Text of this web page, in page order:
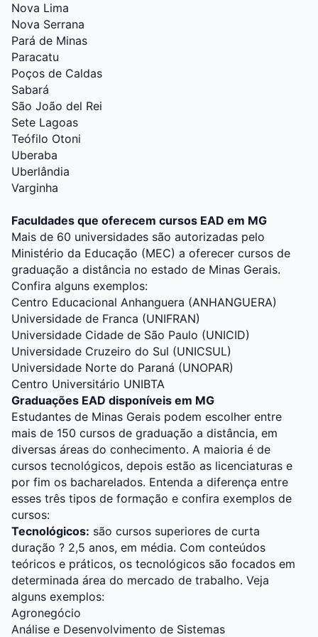
Nova Lima
Nova Serrana
Pará de Minas
Paracatu
Poços de Caldas
Sabará
São João del Rei
Sete Lagoas
Teófilo Otoni
Uberaba
Uberlândia
Varginha
Faculdades que oferecem cursos EAD em MG
Mais de 60 universidades são autorizadas pelo
Ministério da Educação (MEC) a oferecer cursos de
graduação a distância no estado de Minas Gerais.
Confira alguns exemplos:
Centro Educacional Anhanguera (ANHANGUERA)
Universidade de Franca (UNIFRAN)
Universidade Cidade de São Paulo (UNICID)
Universidade Cruzeiro do Sul (UNICSUL)
Universidade Norte do Paraná (UNOPAR)
Centro Universitário UNIBTA
Graduações EAD disponíveis em MG
Estudantes de Minas Gerais podem escolher entre
mais de 150 cursos de graduação a distância, em
diversas áreas do conhecimento. A maioria é de
cursos tecnológicos, depois estão as licenciaturas e
por fim os bacharelados. Entenda a diferença entre
esses três tipos de formação e confira exemplos de
cursos:
Tecnológicos: são cursos superiores de curta
duração ? 2,5 anos, em média. Com conteúdos
teóricos e práticos, os tecnológicos são focados em
determinada área do mercado de trabalho. Veja
alguns exemplos:
Agronegócio
Análise e Desenvolvimento de Sistemas